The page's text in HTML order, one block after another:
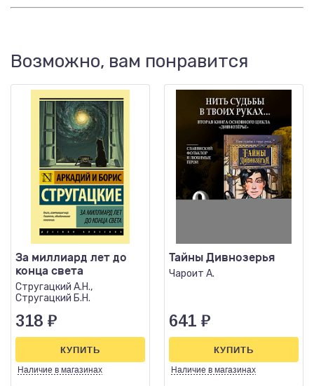
Возможно, вам понравится
За миллиард лет до
конца света
Стругацкий А.Н.,
Стругацкий Б.Н.
318 ₽
Наличие в магазинах
КУПИТЬ
Тайны Дивнозерья
Чароит А.
641 ₽
Наличие в магазинах
КУПИТЬ